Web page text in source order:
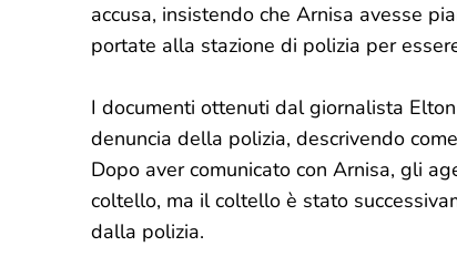
accusa, insistendo che Arnisa avesse
portate alla stazione di polizia per
I documenti ottenuti dal giornalista
denuncia della polizia, descrivendo
Dopo aver comunicato con Arnisa, gli
coltello, ma il coltello è stato
dalla polizia.